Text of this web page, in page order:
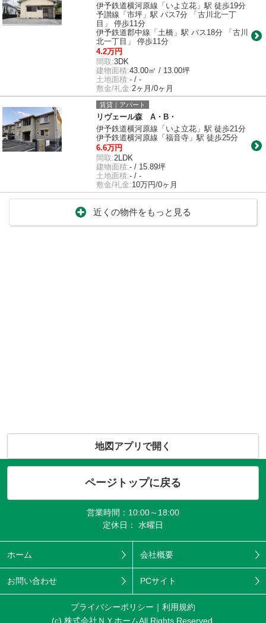
伊予鉄道横河原線「いよ立花」駅 徒歩19分
予讃線「市坪」駅 バス7分 「古川北一丁
目」 停歩11分
伊予鉄道郡中線「土橋」駅 バス18分 「古川
北一丁目」 停歩11分
4.2万円
間取:3DK
建物面積:43.00㎡ / 13.00坪
土地面積:- / -
敷金/礼金:2ヶ月/0ヶ月
賃貸｜アパート
リヴェール森 A・B・
伊予鉄道横河原線「いよ立花」駅 徒歩21分
伊予鉄道横河原線「福音寺」駅 徒歩25分
6.6万円
間取:2LDK
建物面積:- / 15.89坪
土地面積:- / -
敷金/礼金:10万円/0ヶ月
近くの物件をもっと見る
地図アプリで開く
ページトップに戻る
営業時間：10:00～18:00
定休日： 水曜日
ホーム 会社概要
お問い合わせ PCサイト
プライバシーポリシー
利用規約
(c) 株式会社ＮＹホームAll Rights Reserved.